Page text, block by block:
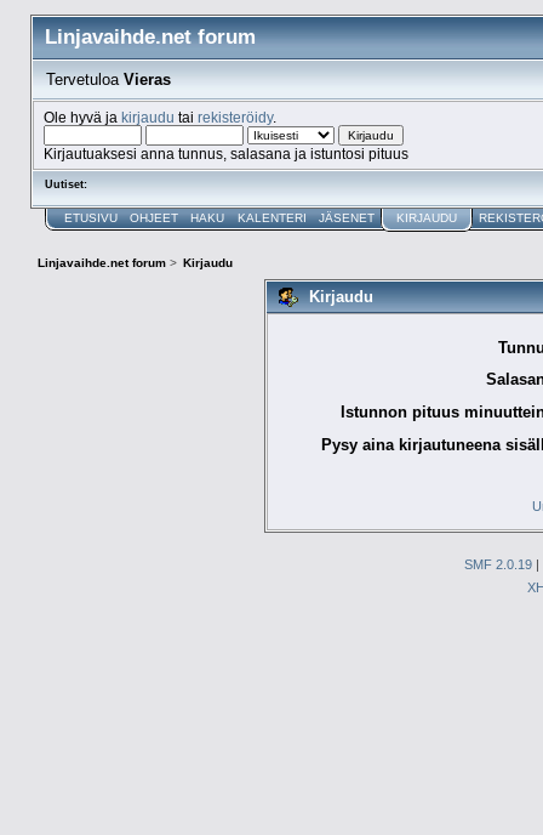
Linjavaihde.net forum
TervetuloaVieras
Ole hyvä ja kirjaudu tai rekisteröidy.
Kirjautuaksesi anna tunnus, salasana ja istuntosi pituus
Uutiset:
ETUSIVU OHJEET HAKU KALENTERI JÄSENET KIRJAUDU
Linjavaihde.net forum> Kirjaudu
Kirjaudu
Istunnon pituus
Pysy aina kirjautuneena
SMF 2.0.19 |